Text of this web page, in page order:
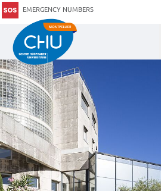
EMERGENCY NUMBERS